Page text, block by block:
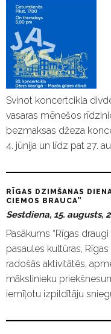
Svinot koncertcikla
vasaras mēnešos
bezmaksas džeza
4. jūnija un līdz pat 27.
RĪGAS DZIMŠANAS
CIEMOS BRAUCA”
Sestdiena, 15. augusts,
Pasākums “Rīgas
pasaules kultūras,
radošās aktivitātēs,
mākslinieku
iemīļotu izpildītāju